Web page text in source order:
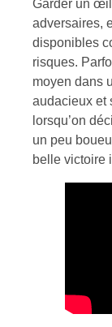
Garder un
adversaires,
disponibles
risques.
moyen dans
audacieux et
lorsqu’on
un peu
belle victoire